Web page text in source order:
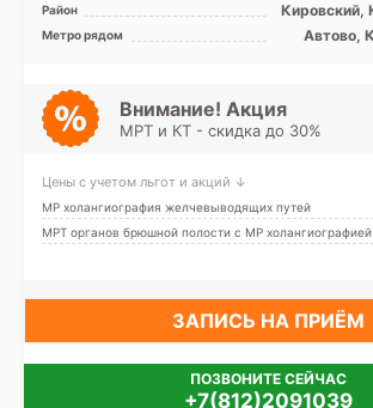
Район
Кировский,
Метро рядом
Автово,
Внимание! Акция
МРТ и КТ - скидка до 30%
Цены с учетом льгот и акций ↓
МР холангиография желчевыводящих путей
МРТ органов брюшной полости с МР холангиографией
ЗАПИСЬ НА ПРИЁМ
ПОЗВОНИТЕ СЕЙЧАС
+7(812)2091039